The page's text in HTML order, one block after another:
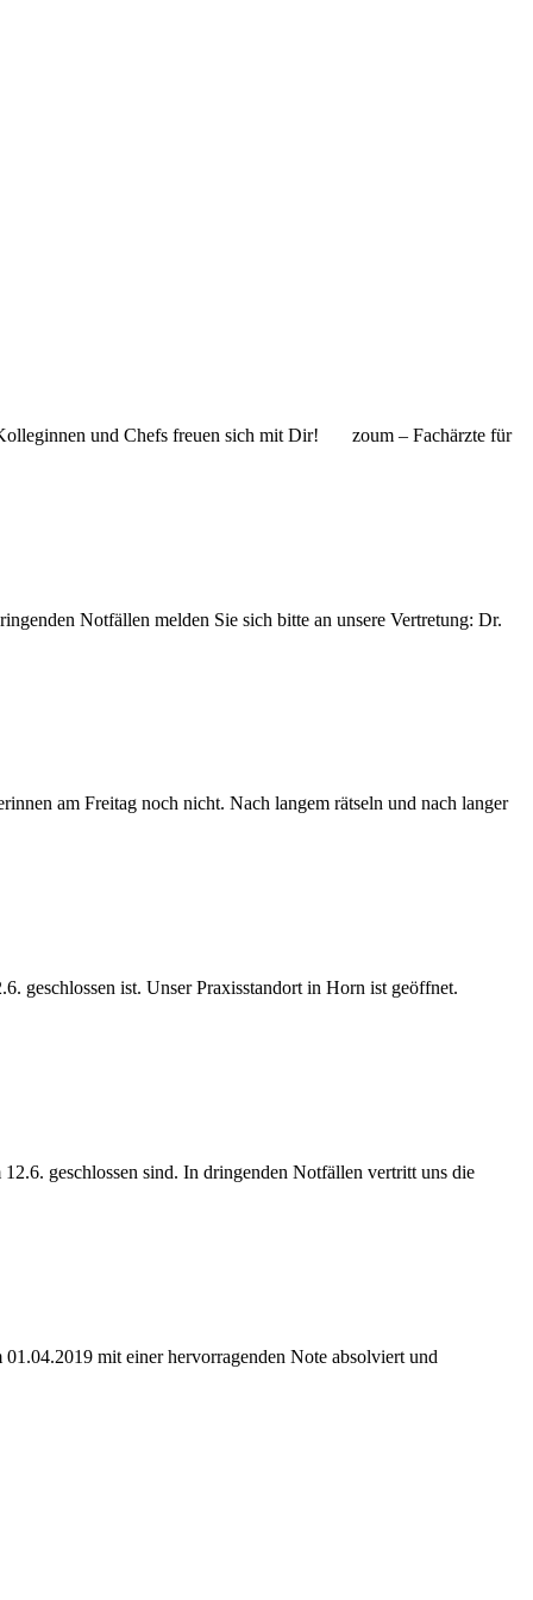
Kolleginnen und Chefs freuen sich mit Dir! zoum – Fachärzte für
Notfällen melden Sie sich bitte an unsere Vertretung: Dr.
am Freitag noch nicht. Nach langem rätseln und nach langer
geschlossen ist. Unser Praxisstandort in Horn ist geöffnet.
geschlossen sind. In dringenden Notfällen vertritt uns die
mit einer hervorragenden Note absolviert und